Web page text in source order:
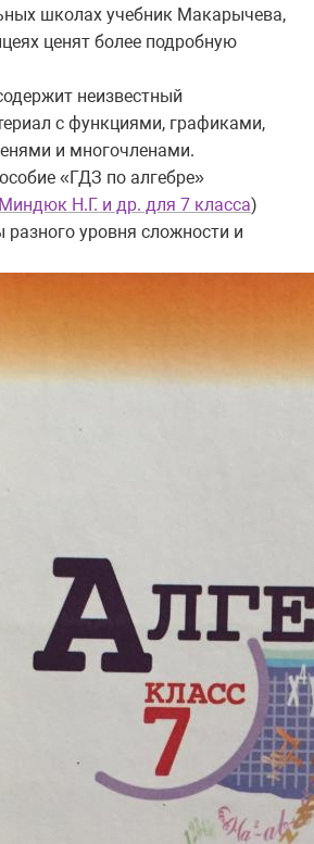
школах учебник Макарычева,
ценят более подробную
неизвестный
с функциями, графиками,
и многочленами.
«ГДЗ по алгебре»
Н.Г. и др. для 7 класса)
уровня сложности и